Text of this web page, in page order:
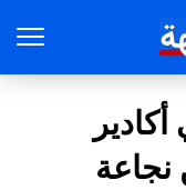
نجاعة